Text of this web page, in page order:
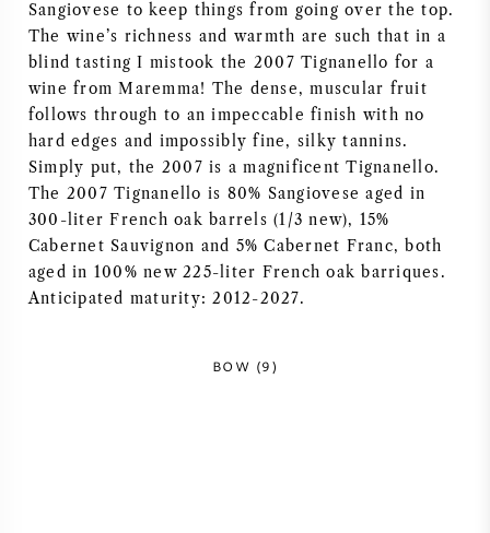
DEUTSCHER WEIN
AMERIKANISCHER WEIN
ÖSTERREICHISCHER WEIN
PORTUGIESISCHER WEIN
ALLE LÄNDER
Sangiovese to keep things from going over the top.
The wine’s richness and warmth are such that in a
blind tasting I mistook the 2007 Tignanello for a
wine from Maremma! The dense, muscular fruit
follows through to an impeccable finish with no
hard edges and impossibly fine, silky tannins.
Simply put, the 2007 is a magnificent Tignanello.
The 2007 Tignanello is 80% Sangiovese aged in
300-liter French oak barrels (1/3 new), 15%
Cabernet Sauvignon and 5% Cabernet Franc, both
aged in 100% new 225-liter French oak barriques.
Anticipated maturity: 2012-2027.
BOW (9)